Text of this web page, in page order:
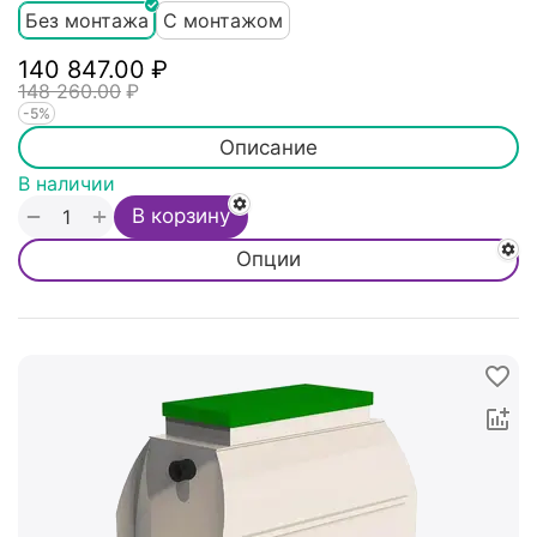
Без монтажа С монтажом
140 847.00 ₽
148 260.00 ₽
-5%
Описание
Опции
В наличии
+
− В корзину